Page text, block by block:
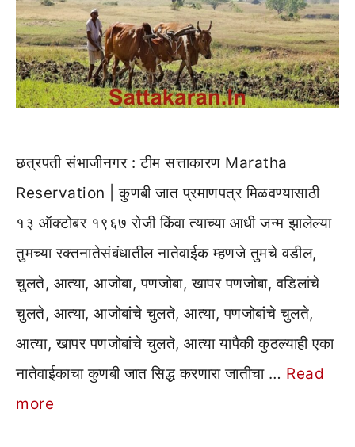
छत्रपती संभाजीनगर : टीम सत्ताकारण Maratha
Reservation | कुणबी जात प्रमाणपत्र मिळवण्यासाठी
१३ ऑक्टोबर १९६७ रोजी किंवा त्याच्या आधी जन्म झालेल्या
तुमच्या रक्तनातेसंबंधातील नातेवाईक म्हणजे तुमचे वडील,
चुलते, आत्या, आजोबा, पणजोबा, खापर पणजोबा, वडिलांचे
चुलते, आत्या, आजोबांचे चुलते, आत्या, पणजोबांचे चुलते,
आत्या, खापर पणजोबांचे चुलते, आत्या यापैकी कुठल्याही एका
नातेवाईकाचा कुणबी जात सिद्ध करणारा जातीचा … Read
more